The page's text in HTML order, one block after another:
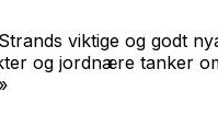
viktige og godt
og jordnære tanker